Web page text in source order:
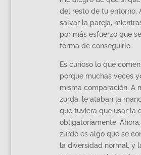
del resto de tu entorno.
salvar la pareja,
por más esfuerzo que
forma de conseguirlo.
Es curioso lo que
porque muchas veces
misma comparación. A
zurda, le ataban la
que tuviera que usar la
obligatoriamente.
zurdo es algo que se
la diversidad normal, y